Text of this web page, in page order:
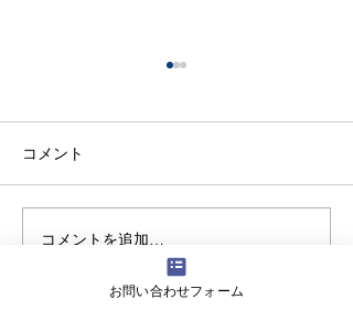
【生徒保護者向け】滝川
中学校で情報モラル講演
を実施しました
コメント
コメントを追加…
お問い合わせフォーム